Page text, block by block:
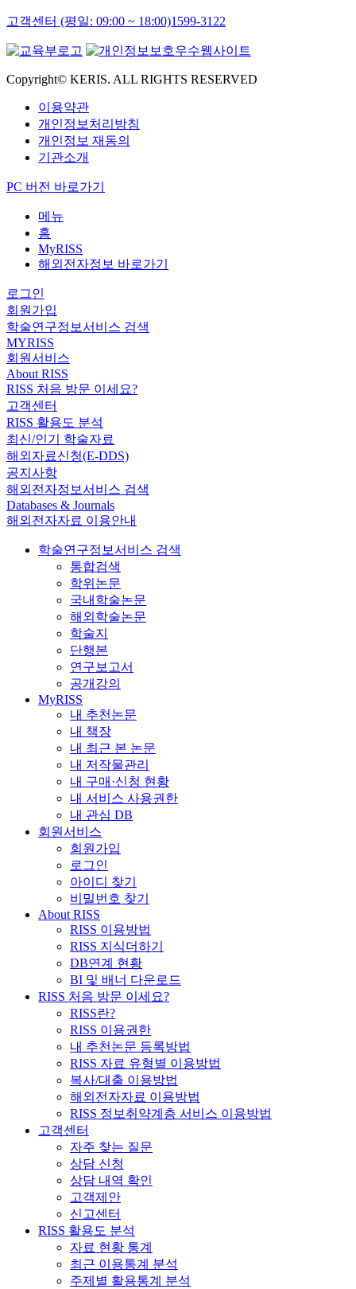
고객센터 (평일: 09:00 ~ 18:00)1599-3122
Copyright© KERIS. ALL RIGHTS RESERVED
이용약관
개인정보처리방침
개인정보 재동의
기관소개
PC 버전 바로가기
메뉴
홈
MyRISS
해외전자정보 바로가기
로그인
회원가입
학술연구정보서비스 검색
MYRISS
회원서비스
About RISS
RISS 처음 방문 이세요?
고객센터
RISS 활용도 분석
최신/인기 학술자료
해외자료신청(E-DDS)
공지사항
해외전자정보서비스 검색
Databases & Journals
해외전자자료 이용안내
학술연구정보서비스 검색
통합검색
학위논문
국내학술논문
해외학술논문
학술지
단행본
연구보고서
공개강의
MyRISS
내 추천논문
내 책장
내 최근 본 논문
내 저작물관리
내 구매·신청 현황
내 서비스 사용권한
내 관심 DB
회원서비스
회원가입
로그인
아이디 찾기
비밀번호 찾기
About RISS
RISS 이용방법
RISS 지식더하기
DB연계 현황
BI 및 배너 다운로드
RISS 처음 방문 이세요?
RISS란?
RISS 이용권한
내 추천논문 등록방법
RISS 자료 유형별 이용방법
복사/대출 이용방법
해외전자자료 이용방법
RISS 정보취약계층 서비스 이용방법
고객센터
자주 찾는 질문
상담 신청
상담 내역 확인
고객제안
신고센터
RISS 활용도 분석
자료 현황 통계
최근 이용통계 분석
주제별 활용통계 분석